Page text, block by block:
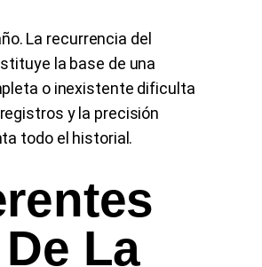
La recurrencia del
la base de una
o inexistente dificulta
y la precisión
todo el historial.
La